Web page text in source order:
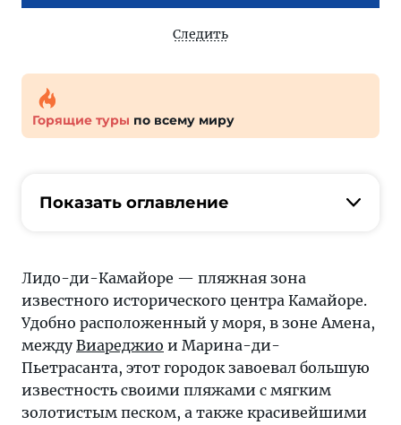
Следить
Горящие туры по всему миру
Показать оглавление
Лидо-ди-Камайоре — пляжная зона
известного исторического центра Камайоре.
Удобно расположенный у моря, в зоне Амена,
междуВиареджио и Марина-ди-
Пьетрасанта, этот городок завоевал большую
известность своими пляжами с мягким
золотистым песком, а также красивейшими